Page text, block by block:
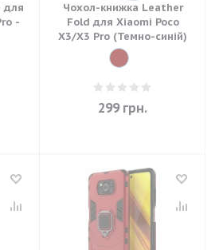
для
-
Чохол-книжка Leather
Fold для Xiaomi Poco
X3/X3 Pro (Темно-синій)
299грн.